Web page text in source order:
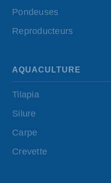
Pondeuses
Reproducteurs
AQUACULTURE
Tilapia
Silure
Carpe
Crevette